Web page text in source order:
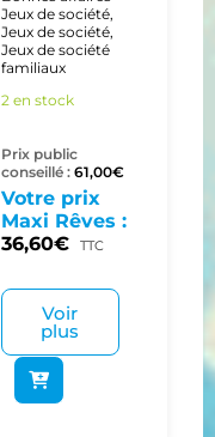
Jeux de société,
Jeux de société,
Jeux de société
familiaux
2 en stock
Prix public
conseillé : 61,00€
Votre prix
Maxi Rêves :
36,60€ TTC
Voir
plus